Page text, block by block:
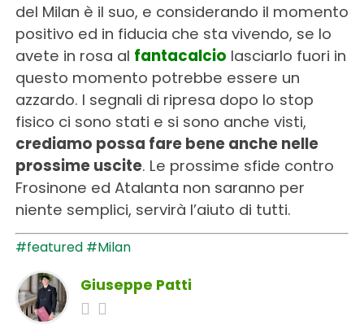
del Milan è il suo, e considerando il momento
positivo ed in fiducia che sta vivendo, se lo
avete in rosa al fantacalcio lasciarlo fuori in
questo momento potrebbe essere un
azzardo. I segnali di ripresa dopo lo stop
fisico ci sono stati e si sono anche visti,
crediamo possa fare bene anche nelle
prossime uscite. Le prossime sfide contro
Frosinone ed Atalanta non saranno per
niente semplici, servirà l’aiuto di tutti.
#featured #Milan
Giuseppe Patti